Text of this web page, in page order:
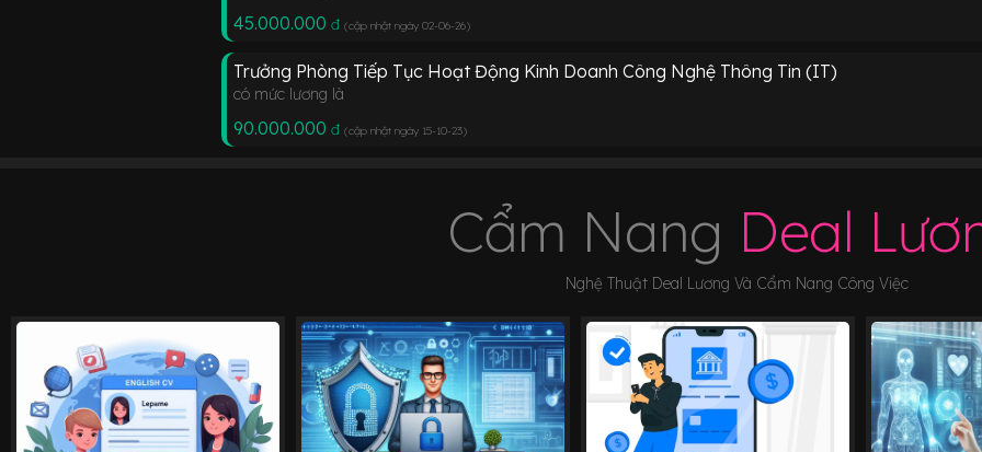
45.000.000 đ (cập nhật ngày 02-06-26)
Trưởng Phòng Tiếp Tục Hoạt Động Kinh Doanh Công Nghệ Thông Tin (IT)
có mức lương là
90.000.000 đ (cập nhật ngày 15-10-23)
Cẩm Nang Deal
Nghệ Thuật Deal Lương Và Cẩm Nang Công Việc